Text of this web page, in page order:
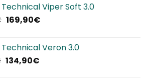
Viper Soft 3.0
Il
era:
280,00€.
169,90€Il
è:
Veron 3.0
Il
134,90€Il